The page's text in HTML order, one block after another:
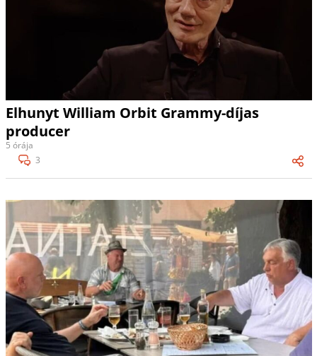
Elhunyt William Orbit Grammy-díjas
producer
5 órája
3